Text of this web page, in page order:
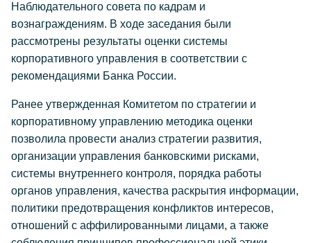
Наблюдательного совета по кадрам и
вознаграждениям. В ходе заседания были
рассмотрены результаты оценки системы
корпоративного управления в соответствии с
рекомендациями Банка России.
Ранее утвержденная Комитетом по стратегии и
корпоративному управлению методика оценки
позволила провести анализ стратегии развития,
организации управления банковскими рисками,
системы внутреннего контроля, порядка работы
органов управления, качества раскрытия информации,
политики предотвращения конфликтов интересов,
отношений с аффилированными лицами, а также